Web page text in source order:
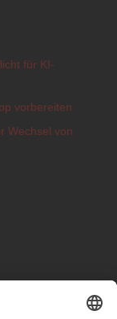
für KI-
vorbereiten
Wechsel von